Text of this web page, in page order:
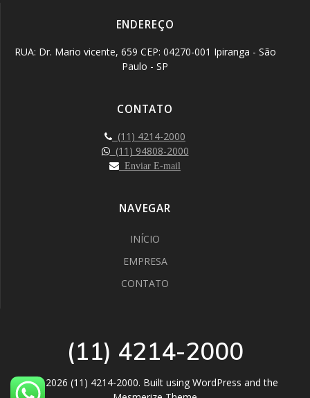
ENDEREÇO
RUA: Dr. Mario vicente, 659 CEP: 04270-001 Ipiranga - São
Paulo - SP
CONTATO
(11) 4214-2000
(11) 94808-2000
Enviar E-mail
NAVEGAR
INÍCIO
EMPRESA
CONTATO
(11) 4214-2000
© 2026 (11) 4214-2000. Built using WordPress and the